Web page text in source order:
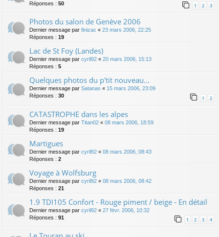
Réponses : 50 1 2 3
Photos du salon de Genève 2006
Dernier message par finizac « 23 mars 2006, 22:25
Réponses : 19
Lac de St Foy (Landes)
Dernier message par cyril92 « 20 mars 2006, 15:13
Réponses : 5
Quelques photos du p'tit nouveau...
Dernier message par Satanas « 15 mars 2006, 23:09
Réponses : 30 1 2
CATASTROPHE dans les alpes
Dernier message par Titan02 « 08 mars 2006, 18:59
Réponses : 19
Martigues
Dernier message par cyril92 « 08 mars 2006, 08:43
Réponses : 2
Voyage à Wolfsburg
Dernier message par cyril92 « 08 mars 2006, 08:42
Réponses : 21
1.9 TDI105 Confort - Rouge piment / beige - En détail
Dernier message par cyril92 « 27 févr. 2006, 10:32
Réponses : 91 1 2 3 4